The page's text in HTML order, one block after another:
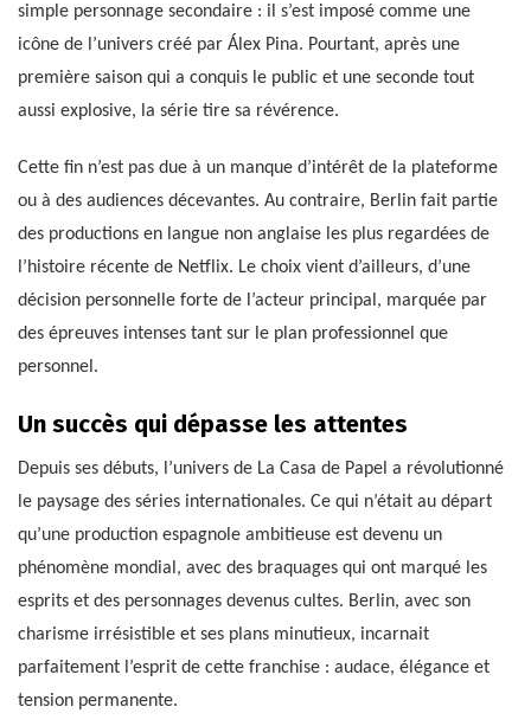
simple personnage secondaire : il s’est imposé comme une
icône de l’univers créé par Álex Pina. Pourtant, après une
première saison qui a conquis le public et une seconde tout
aussi explosive, la série tire sa révérence.
Cette fin n’est pas due à un manque d’intérêt de la plateforme
ou à des audiences décevantes. Au contraire, Berlin fait partie
des productions en langue non anglaise les plus regardées de
l’histoire récente de Netflix. Le choix vient d’ailleurs, d’une
décision personnelle forte de l’acteur principal, marquée par
des épreuves intenses tant sur le plan professionnel que
personnel.
Un succès qui dépasse les attentes
Depuis ses débuts, l’univers de La Casa de Papel a révolutionné
le paysage des séries internationales. Ce qui n’était au départ
qu’une production espagnole ambitieuse est devenu un
phénomène mondial, avec des braquages qui ont marqué les
esprits et des personnages devenus cultes. Berlin, avec son
charisme irrésistible et ses plans minutieux, incarnait
parfaitement l’esprit de cette franchise : audace, élégance et
tension permanente.